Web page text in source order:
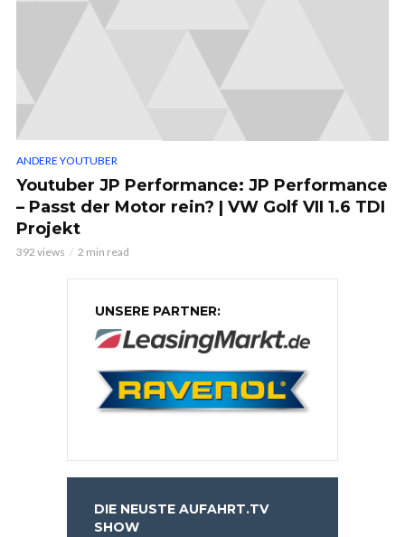
ANDERE YOUTUBER
Youtuber JP Performance: JP Performance
– Passt der Motor rein? | VW Golf VII 1.6 TDI
Projekt
392 views 2 min read
UNSERE PARTNER:
DIE NEUSTE AUFAHRT.TV
SHOW